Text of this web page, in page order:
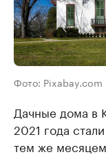
Фото: Pixabay.com
Дачные дома в
2021 года
тем же